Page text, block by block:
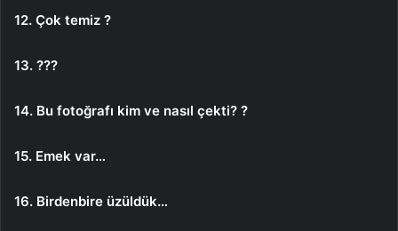
12. Çok temiz ?
13. ???
14. Bu fotoğrafı kim ve nasıl çekti? ?
15. Emek var…
16. Birdenbire üzüldük…